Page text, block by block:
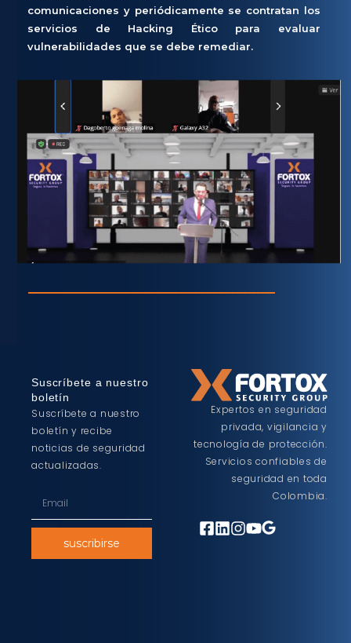
comunicaciones y periódicamente se contratan los
servicios de Hacking Ético para evaluar
vulnerabilidades que se debe remediar.
Suscríbete a nuestro
boletín
Suscríbete a nuestro
boletín y recibe
noticias de seguridad
actualizadas.
suscribirse
Expertos en seguridad
privada, vigilancia y
tecnología de protección.
Servicios confiables de
seguridad en toda
Colombia.